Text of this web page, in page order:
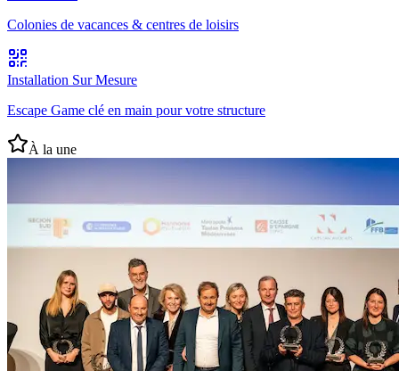
Colonies de vacances & centres de loisirs
Installation Sur Mesure
Escape Game clé en main pour votre structure
À la une